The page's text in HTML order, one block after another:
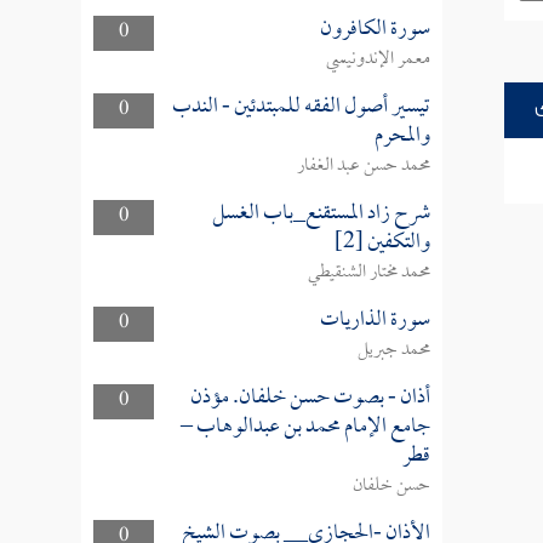
0 سورة الكافرون
معمر الإندونيسي
0
تيسير أصول الفقه للمبتدئين - الندب
والمحرم
محمد حسن عبد الغفار
0
شرح زاد المستقنع_باب الغسل
والتكفين [2]
محمد مختار الشنقيطي
0
سورة الذاريات
محمد جبريل
0
أذان - بصوت حسن خلفان. مؤذن
جامع الإمام محمد بن عبدالوهاب –
قطر
حسن خلفان